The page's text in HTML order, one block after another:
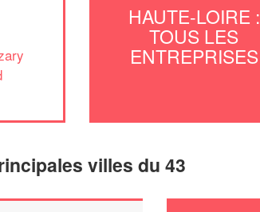
HAUTE-LOIRE :
TOUS LES
ENTREPRISES
villes du 43